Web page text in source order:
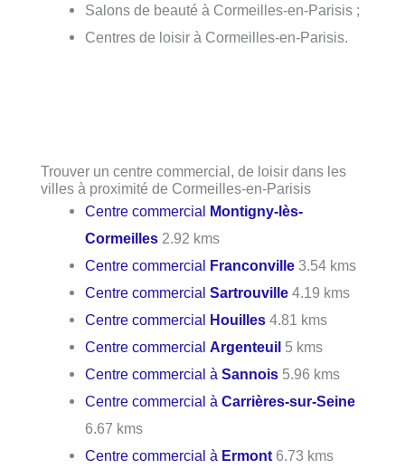
Salons de beauté à Cormeilles-en-Parisis ;
Centres de loisir à Cormeilles-en-Parisis.
Trouver un centre commercial, de loisir dans les
villes à proximité de Cormeilles-en-Parisis
Centre commercial
Montigny-lès-
Cormeilles 2.92 kms
Centre commercial
Franconville 3.54 kms
Centre commercialSartrouville 4.19 kms
Centre commercial
Houilles 4.81 kms
Centre commercialArgenteuil 5 kms
Centre commercial àSannois 5.96 kms
Centre commercial àCarrières-sur-Seine
6.67 kms
Centre commercial à Ermont 6.73 kms